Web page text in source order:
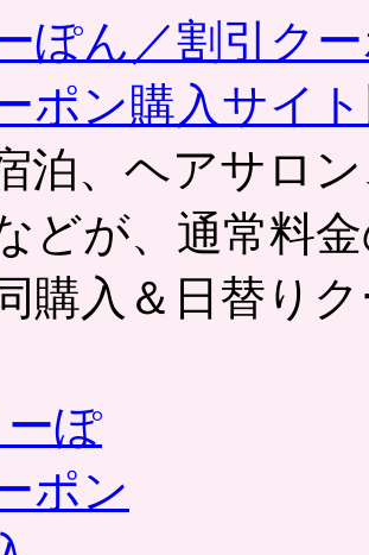
ぽん／割引ク
ポン購入サイ
泊、ヘアサロ
どが、通常料
購入＆日替り